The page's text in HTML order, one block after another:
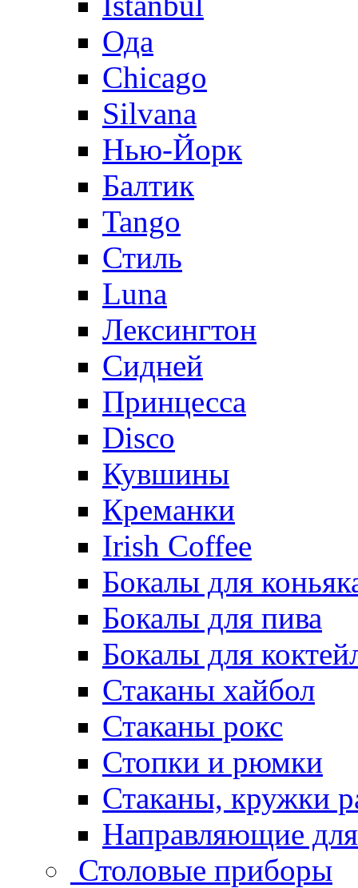
Ода
Chicago
Silvana
Нью-Йорк
Балтик
Tango
Стиль
Luna
Лексингтон
Сидней
Принцесса
Disco
Кувшины
Креманки
Irish Coffee
Бокалы для
Бокалы для пива
Бокалы для
Стаканы хайбол
Стаканы рокс
Стопки и рюмки
Стаканы, кружки
Направляющие
Столовые приборы